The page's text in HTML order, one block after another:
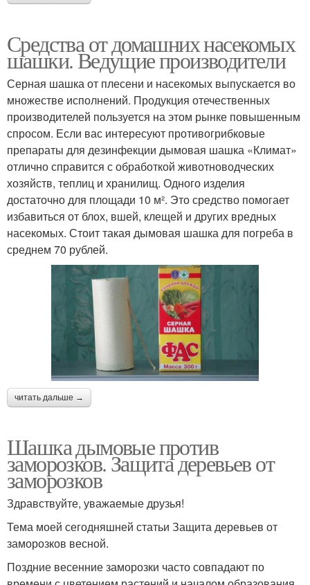
Средства от домашних насекомых
шашки. Ведущие производители
Серная шашка от плесени и насекомых выпускается во
множестве исполнений. Продукция отечественных
производителей пользуется на этом рынке повышенным
спросом. Если вас интересуют противогрибковые
препараты для дезинфекции дымовая шашка «Климат»
отлично справится с обработкой животноводческих
хозяйств, теплиц и хранилищ. Одного изделия
достаточно для площади 10 м². Это средство помогает
избавиться от блох, вшей, клещей и других вредных
насекомых. Стоит такая дымовая шашка для погреба в
среднем 70 рублей.
читать дальше →
Шашка дымовые против
заморозков. Защита деревьев от
заморозков
Здравствуйте, уважаемые друзья!
Тема моей сегодняшней статьи Защита деревьев от
заморозков весной.
Поздние весенние заморозки часто совпадают по